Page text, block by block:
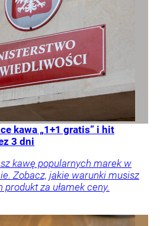
kawa „1+1 gratis” i hit
3 dni
kawę popularnych marek w
Zobacz, jakie warunki musisz
produkt za ułamek ceny.